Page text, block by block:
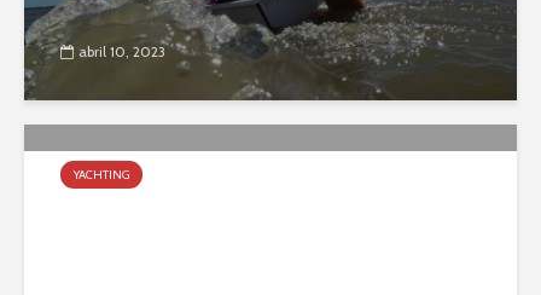
abril 10, 2023
YACHTING